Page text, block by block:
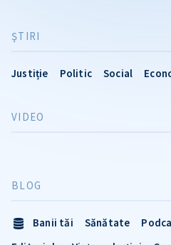
ŞTIRI
Justiție Politic Social
VIDEO
BLOG
Banii tăi Sănătate